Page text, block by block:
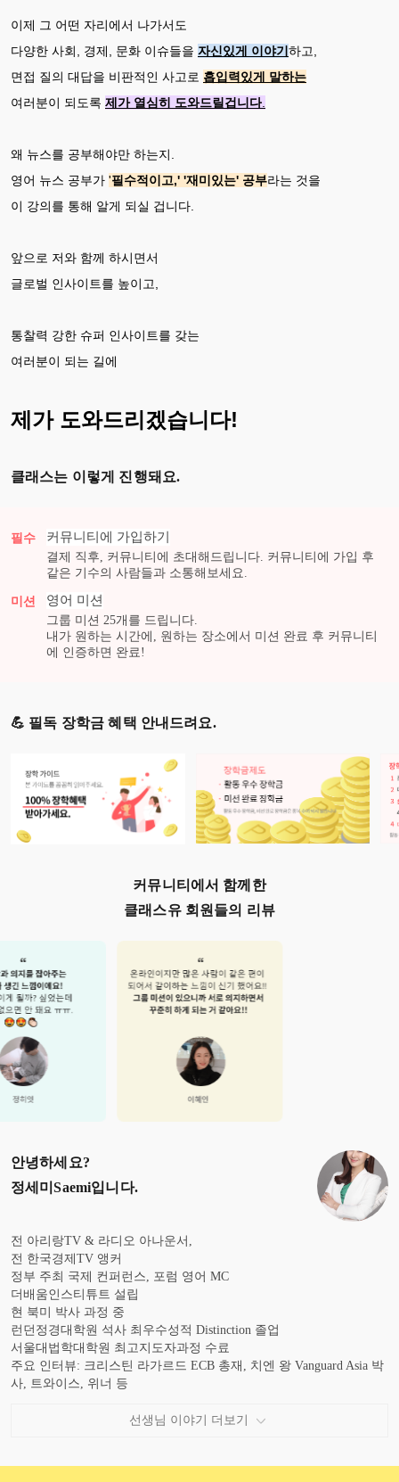
이제 그 어떤 자리에서 나가서도
다양한 사회, 경제, 문화 이슈들을 자신있게 이야기 하고,
면접 질의 대답을 비판적인 사고로 흡입력있게 말하는
여러분이 되도록 제가 열심히 도와드릴겁니다.
왜 뉴스를 공부해야만 하는지.
영어 뉴스 공부가 '필수적이고,' '재미있는' 공부라는 것을
이 강의를 통해 알게 되실 겁니다.
앞으로 저와 함께 하시면서
글로벌 인사이트를 높이고,
통찰력 강한 슈퍼 인사이트를 갖는
여러분이 되는 길에
제가 도와드리겠습니다!
클래스는 이렇게 진행돼요.
필수 커뮤니티에 가입하기
결제 직후, 커뮤니티에 초대해드립니다. 커뮤니티에 가입 후
같은 기수의 사람들과 소통해보세요.
미션 영어 미션
그룹 미션 25개를 드립니다.
내가 원하는 시간에, 원하는 장소에서 미션 완료 후 커뮤니티
에 인증하면 완료!
💪 필독 장학금 혜택 안내드려요.
커뮤니티에서 함께한
클래스유 회원들의 리뷰
안녕하세요?
정세미Saemi입니다.
전 아리랑TV & 라디오 아나운서,
전 한국경제TV 앵커
정부 주최 국제 컨퍼런스, 포럼 영어 MC
더배움인스티튜트 설립
현 북미 박사 과정 중
런던정경대학원 석사 최우수성적 Distinction 졸업
서울대법학대학원 최고지도자과정 수료
주요 인터뷰: 크리스틴 라가르드 ECB 총재, 치엔 왕 Vanguard Asia 박
사, 트와이스, 위너 등
선생님 이야기 더보기